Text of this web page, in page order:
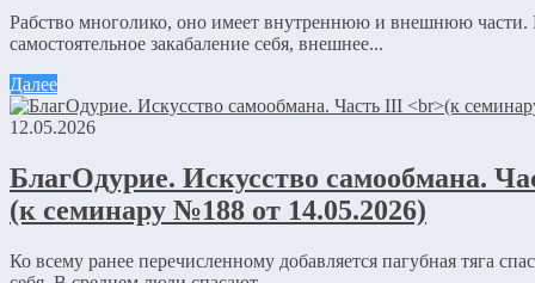
Рабство многолико, оно имеет внутреннюю и внешнюю части.
самостоятельное закабаление себя, внешнее...
Далее
12.05.2026
БлагОдурие. Искусство самообмана.
(к семинару №188 от 14.05.2026)
Ко всему ранее перечисленному добавляется пагубная тяга